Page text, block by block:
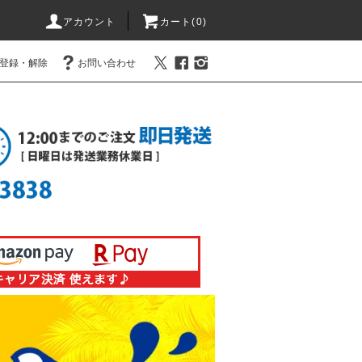
アカウント カート(0)
録・解除 お問い合わせ